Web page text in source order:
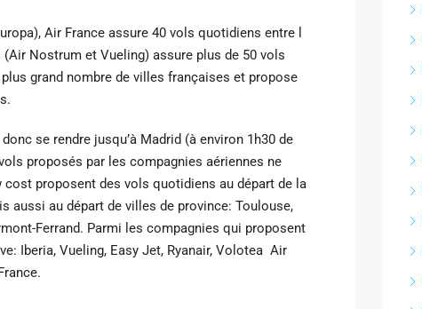
Air France assure 40 vols quotidiens entre l
Nostrum et Vueling) assure plus de 50 vols
grand nombre de villes françaises et propose
se rendre jusqu’à Madrid (à environ 1h30 de
proposés par les compagnies aériennes ne
proposent des vols quotidiens au départ de la
aussi au départ de villes de province: Toulouse,
Ferrand. Parmi les compagnies qui proposent
Iberia, Vueling, Easy Jet, Ryanair, Volotea Air